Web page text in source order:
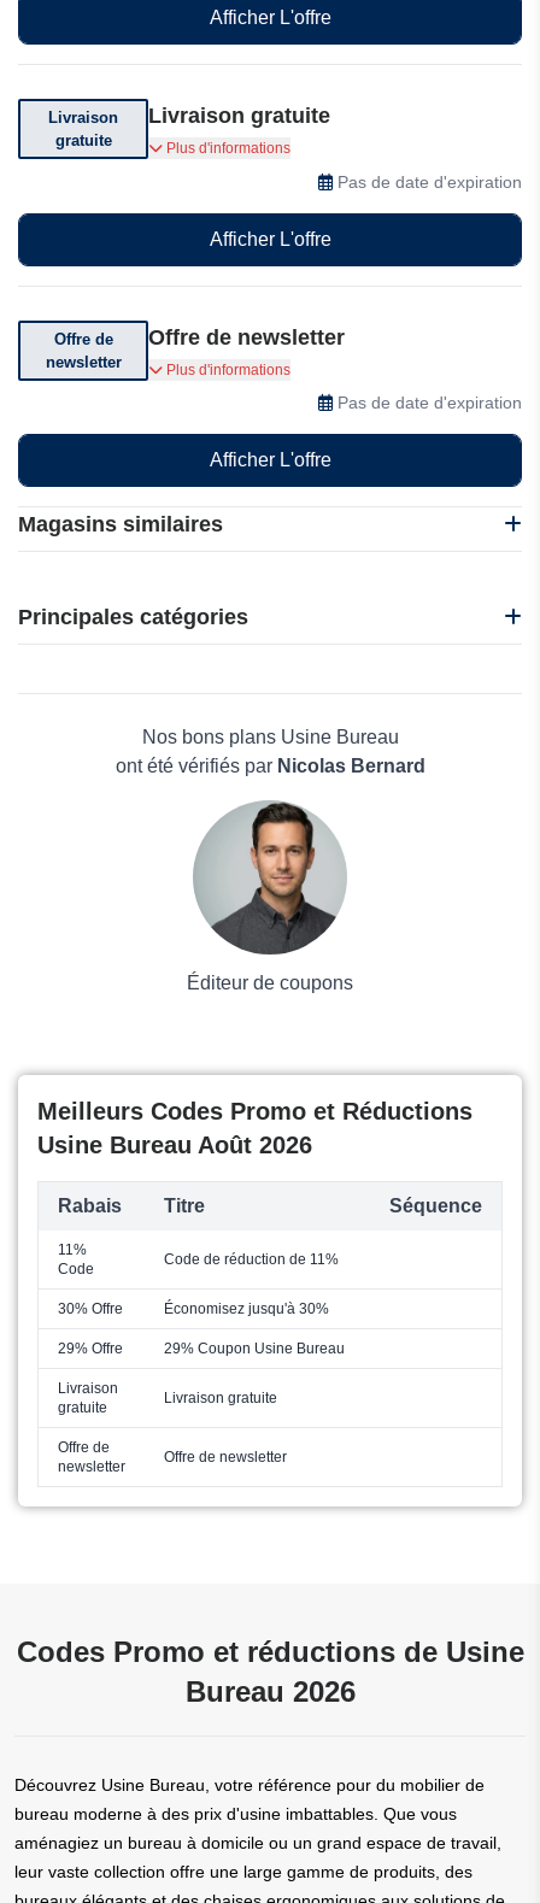
Magasins similaires
Obvus
Sihoo
Usine Bureau
Autonomous
Principales catégories
Maison & Jardin
Boissons
Nos bons plans Usine Bureau
ont été vérifiés par Nicolas Bernard
Éditeur de coupons
Afficher L'offre
Livraison
gratuite
Livraison gratuite
Bénéficiez de la livraison gratuite sur votre
commande supérieure à 750 euros
Plus d'informations
Pas de date d'expiration
Afficher L'offre
Offre de
newsletter
Offre de newsletter
Inscrivez-vous à la newsletter dès aujourd'hui
pour recevoir des offres spéciales et des
Plus d'informations
Pas de date d'expiration
Afficher L'offre
Meilleurs Codes Promo et Réductions
Usine Bureau Août 2026
Rabais Titre Séquence
11%
Code
Code de réduction de 11%
30% Offre Économisez jusqu'à 30%
29% Offre 29% Coupon Usine Bureau
Livraison
gratuite
Livraison gratuite
Offre de
newsletter
Offre de newsletter
Codes Promo et réductions de Usine
Bureau 2026
Découvrez Usine Bureau, votre référence pour du mobilier de
bureau moderne à des prix d'usine imbattables. Que vous
aménagiez un bureau à domicile ou un grand espace de travail,
leur vaste collection offre une large gamme de produits, des